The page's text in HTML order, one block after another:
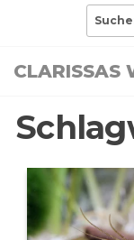
CLARISSAS